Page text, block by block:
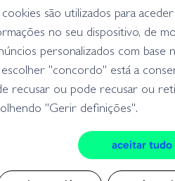
Shad - 993
€ 15.95
Jackall
Numeri
flukes
são utilizados para
no seu dispositivo, de
personalizados com base
"concordo" está a
recusar ou pode recusar ou
"Gerir definições".
aceitar tudo